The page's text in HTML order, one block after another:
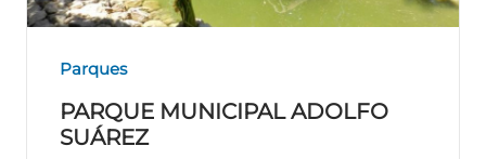
Parques
PARQUE MUNICIPAL ADOLFO
SUÁREZ